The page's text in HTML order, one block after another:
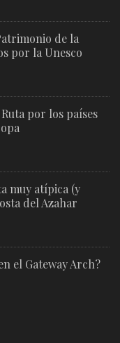
de la
por la Unesco
por los países
muy atípica (y
del Azahar
el Gateway Arch?